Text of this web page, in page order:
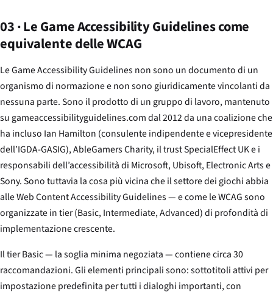
03 · Le Game Accessibility Guidelines come
equivalente delle WCAG
Le Game Accessibility Guidelines non sono un documento di un
organismo di normazione e non sono giuridicamente vincolanti da
nessuna parte. Sono il prodotto di un gruppo di lavoro, mantenuto
su gameaccessibilityguidelines.com dal 2012 da una coalizione che
ha incluso Ian Hamilton (consulente indipendente e vicepresidente
dell’IGDA-GASIG), AbleGamers Charity, il trust SpecialEffect UK e i
responsabili dell’accessibilità di Microsoft, Ubisoft, Electronic Arts e
Sony. Sono tuttavia la cosa più vicina che il settore dei giochi abbia
alle Web Content Accessibility Guidelines — e come le WCAG sono
organizzate in tier (Basic, Intermediate, Advanced) di profondità di
implementazione crescente.
Il tier Basic — la soglia minima negoziata — contiene circa 30
raccomandazioni. Gli elementi principali sono: sottotitoli attivi per
impostazione predefinita per tutti i dialoghi importanti, con